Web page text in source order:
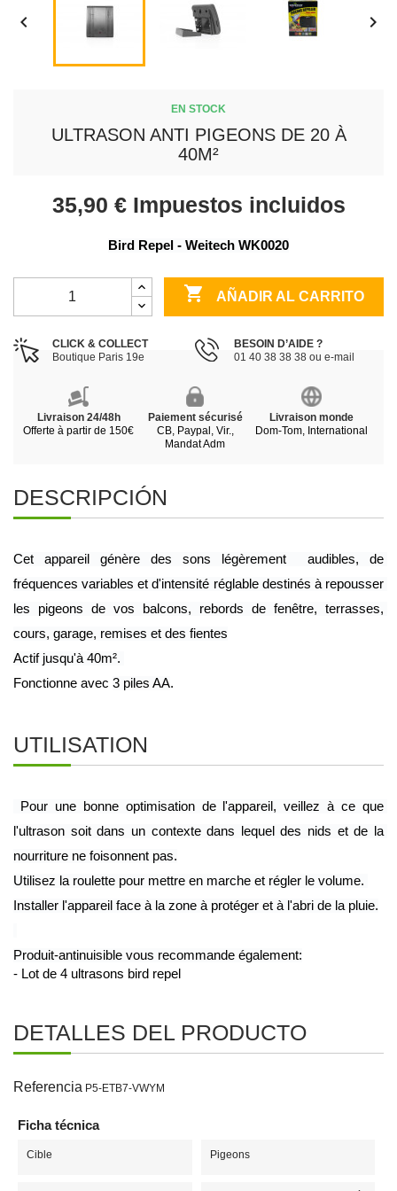
 
EN STOCK
ULTRASON ANTI PIGEONS DE 20 À
40M²
35,90 € Impuestos incluidos
Bird Repel - Weitech WK0020
 AÑADIR AL CARRITO
CLICK & COLLECT
Boutique Paris 19e
BESOIN D’AIDE ?
01 40 38 38 38 ou e-mail
Livraison 24/48h
Offerte à partir de 150€
Paiement sécurisé
CB, Paypal, Vir.,
Mandat Adm
Livraison monde
Dom-Tom, International
DESCRIPCIÓN
Cet appareil génère des sons légèrement  audibles, de
fréquences variables et d'intensité réglable destinés à repousser
les pigeons de vos balcons, rebords de fenêtre, terrasses,
cours, garage, remises et des fientes
Actif jusqu'à 40m².
Fonctionne avec 3 piles AA.
UTILISATION
Pour une bonne optimisation de l'appareil, veillez à ce que
l'ultrason soit dans un contexte dans lequel des nids et de la
nourriture ne foisonnent pas.
Utilisez la roulette pour mettre en marche et régler le volume.
Installer l'appareil face à la zone à protéger et à l'abri de la pluie.
Produit-antinuisible vous recommande également:
- Lot de 4 ultrasons bird repel
DETALLES DEL PRODUCTO
Referencia P5-ETB7-VWYM
Ficha técnica
Cible Pigeons